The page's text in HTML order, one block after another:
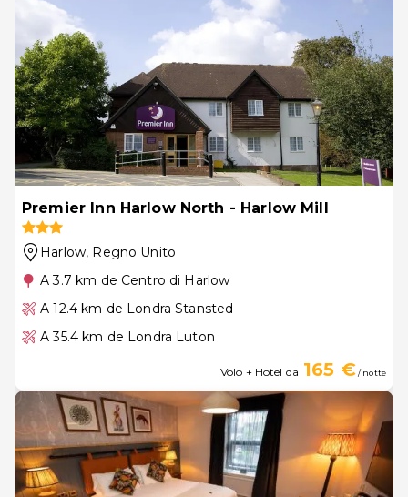
Premier Inn Harlow North - Harlow Mill
Harlow, Regno Unito
A 3.7 km de Centro di Harlow
A 12.4 km de Londra Stansted
A 35.4 km de Londra Luton
Volo + Hotel da 165 €/ notte